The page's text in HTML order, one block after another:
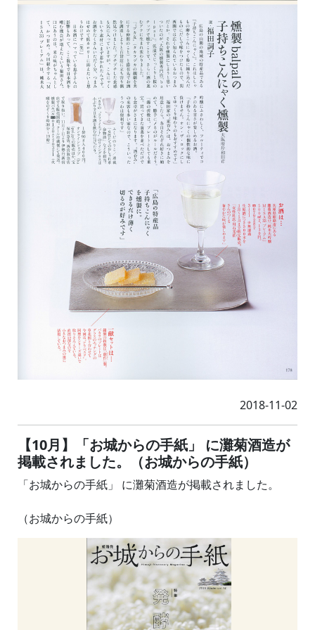
2018-11-02
【10月】「お城からの手紙」 に灘菊酒造が
掲載されました。（お城からの手紙）
「お城からの手紙」 に灘菊酒造が掲載されました。
（お城からの手紙）